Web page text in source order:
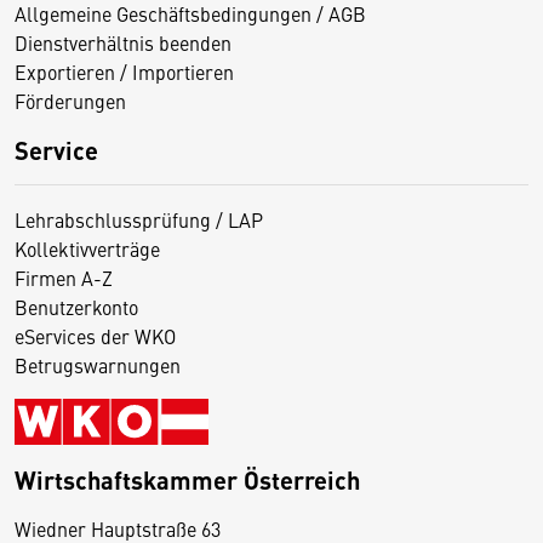
Allgemeine Geschäftsbedingungen / AGB
Dienstverhältnis beenden
Exportieren / Importieren
Förderungen
Service
Lehrabschlussprüfung / LAP
Kollektivverträge
Firmen A-Z
Benutzerkonto
eServices der WKO
Betrugswarnungen
Wirtschaftskammer Österreich
Wiedner Hauptstraße 63
D